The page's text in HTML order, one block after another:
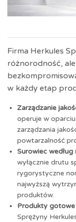
Firma Herkules
różnorodność,
w każdy etap
Zarządzanie
operuje w
zarządzania
powtarzalność
Surowiec
wyłącznie drutu
rygorystyczne
najwyższą
produktów.
Produkty gotowe
Sprężyny